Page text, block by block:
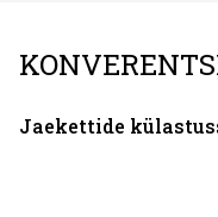
Jaekettide